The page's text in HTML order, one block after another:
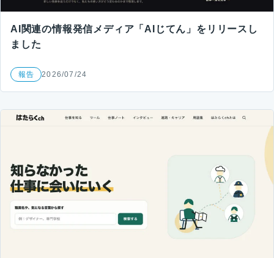
AI関連の情報発信メディア「AIじてん」をリリースし
ました
報告 2026/07/24